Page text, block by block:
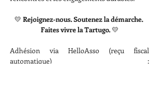
💛 Rejoignez-nous. Soutenez la démarche.
Faites vivre la Tartugo. 💛
Adhésion via HelloAsso (reçu fiscal